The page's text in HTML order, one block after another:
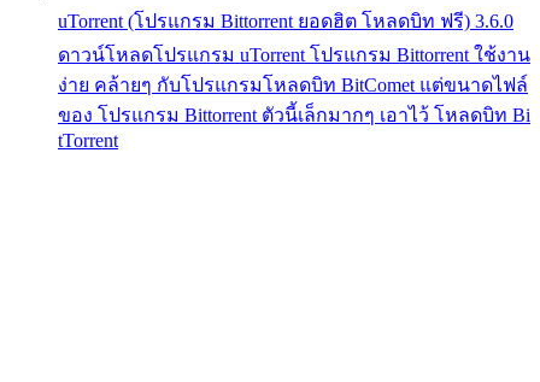
uTorrent (โปรแกรม Bittorrent ยอดฮิต โหลดบิท ฟรี) 3.6.0
ดาวน์โหลดโปรแกรม uTorrent โปรแกรม Bittorrent ใช้งาน
ง่าย คล้ายๆ กับโปรแกรมโหลดบิท BitComet แต่ขนาดไฟล์
ของ โปรแกรม Bittorrent ตัวนี้เล็กมากๆ เอาไว้ โหลดบิท Bi
tTorrent